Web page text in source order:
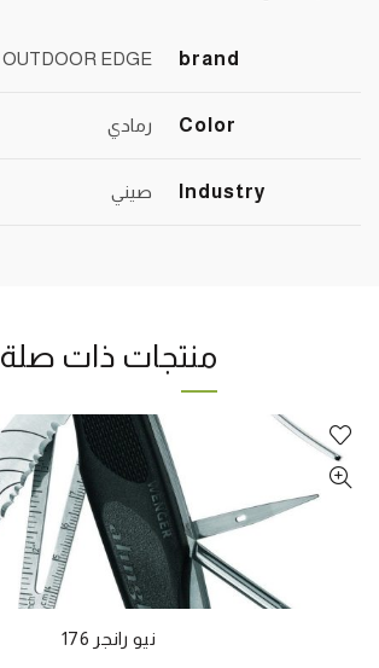
brand
OUTDOOR EDGE
Color رمادي
Industry صيني
منتجات ذات صلة
نيو رانجر 176